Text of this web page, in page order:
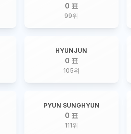
0 표
99위
HYUNJUN
0 표
105위
PYUN SUNGHYUN
0 표
111위